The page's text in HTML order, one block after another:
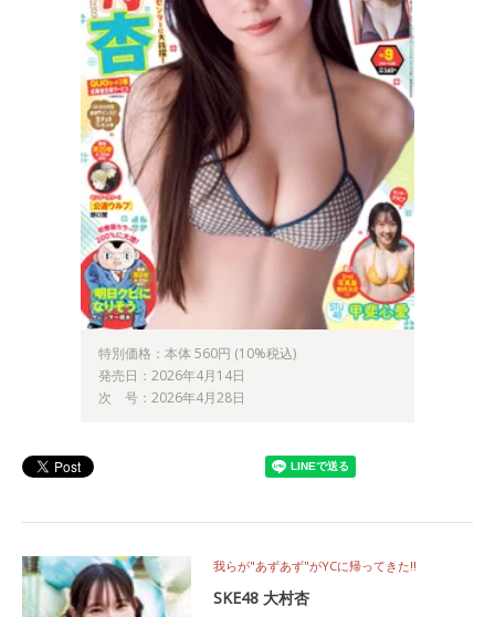
特別価格：本体 560円 (10%税込)
発売日：2026年4月14日
次 号：2026年4月28日
我らが"あずあず"がYCに帰ってきた‼
SKE48 大村杏